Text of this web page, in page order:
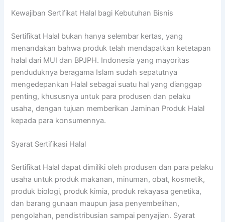
Kewajiban Sertifikat Halal bagi Kebutuhan Bisnis
Sertifikat Halal bukan hanya selembar kertas, yang
menandakan bahwa produk telah mendapatkan ketetapan
halal dari MUI dan BPJPH. Indonesia yang mayoritas
penduduknya beragama Islam sudah sepatutnya
mengedepankan Halal sebagai suatu hal yang dianggap
penting, khususnya untuk para produsen dan pelaku
usaha, dengan tujuan memberikan Jaminan Produk Halal
kepada para konsumennya.
Syarat Sertifikasi Halal
Sertifikat Halal dapat dimiliki oleh produsen dan para pelaku
usaha untuk produk makanan, minuman, obat, kosmetik,
produk biologi, produk kimia, produk rekayasa genetika,
dan barang gunaan maupun jasa penyembelihan,
pengolahan, pendistribusian sampai penyajian. Syarat